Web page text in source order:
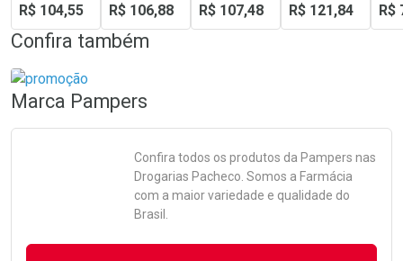
R$ 104,55
R$ 106,88
R$ 107,48
R$ 121,84
R$
Confira também
Marca Pampers
Confira todos os produtos da Pampers nas
Drogarias Pacheco. Somos a Farmácia
com a maior variedade e qualidade do
Brasil.